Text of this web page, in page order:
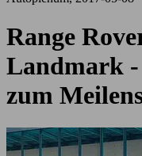
Range
Landmark
zum